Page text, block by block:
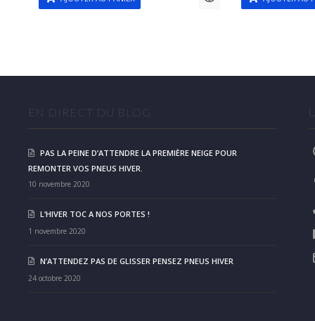
EN DIRECT DU BLOG
PAS LA PEINE D’ATTENDRE LA PREMIÈRE NEIGE POUR
REMONTER VOS PNEUS HIVER.
10 novembre 2020
L’HIVER TOC A NOS PORTES !
1 novembre 2020
N’ATTENDEZ PAS DE GLISSER PENSEZ PNEUS HIVER
24 octobre 2020